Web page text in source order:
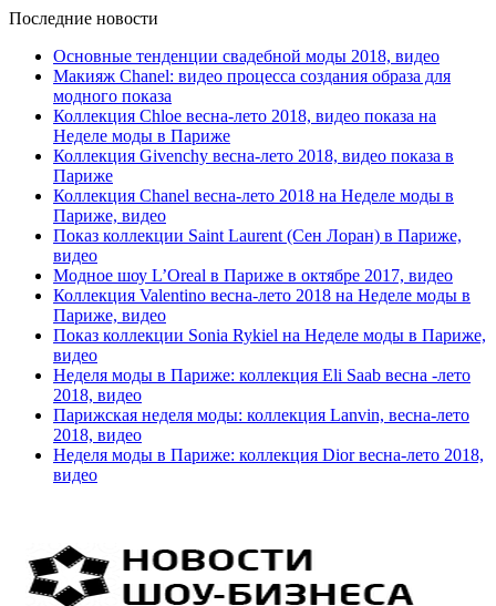
Последние новости
Основные тенденции свадебной моды 2018, видео
Макияж Chanel: видео процесса создания образа для
модного показа
Коллекция Chloe весна-лето 2018, видео показа на
Неделе моды в Париже
Коллекция Givenchy весна-лето 2018, видео показа в
Париже
Коллекция Chanel весна-лето 2018 на Неделе моды в
Париже, видео
Показ коллекции Saint Laurent (Сен Лоран) в Париже,
видео
Модное шоу L’Oreal в Париже в октябре 2017, видео
Коллекция Valentino весна-лето 2018 на Неделе моды в
Париже, видео
Показ коллекции Sonia Rykiel на Неделе моды в Париже,
видео
Неделя моды в Париже: коллекция Eli Saab весна -лето
2018, видео
Парижская неделя моды: коллекция Lanvin, весна-лето
2018, видео
Неделя моды в Париже: коллекция Dior весна-лето 2018,
видео